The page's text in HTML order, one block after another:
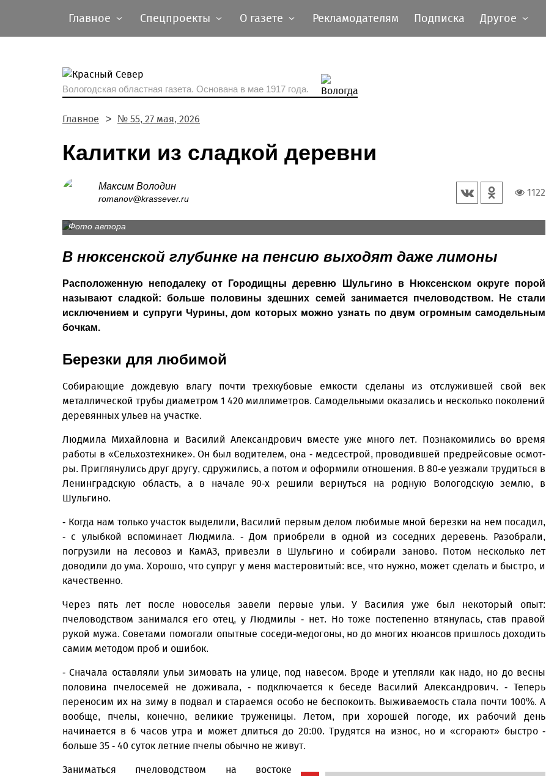
Главное Спецпроекты О газете Рекламодателям Подписка Другое
Вологодская областная газета. Основана в мае 1917 года.
Главное № 55, 27 мая, 2026
Калитки из сладкой деревни
Максим Володин
romanov@krassever.ru
1122
Василий и Людмила занимаются пчеловодством уже около 30 лет. На прошедшем в сентябре
областном конкурсе «Ветеранское подворье» именно они вместе с семьей Шиловских из
Фото автора
В нюксенской глубинке на пенсию выходят даже лимоны
Расположенную неподалеку от Городищны деревню Шульгино в Нюксенском округе порой
называют сладкой: больше половины здешних семей занимается пчеловодством. Не стали
исключением и супруги Чурины, дом которых можно узнать по двум огромным самодельным
бочкам.
Березки для любимой
Собирающие дождевую влагу почти трехкубовые емкости сделаны из отслужившей свой век
металлической трубы диаметром 1 420 миллиметров. Самодельными оказались и несколько поколений
деревянных ульев на участке.
Людмила Михайловна и Василий Александрович вместе уже много лет. Познакомились во время
работы в «Сельхозтехнике». Он был водителем, она - медсестрой, проводившей предрейсовые осмот­
ры. Приглянулись друг другу, сдружились, а потом и оформили отношения. В 80-е уезжали трудиться в
Ленинградскую область, а в начале 90-х решили вернуться на родную Вологодскую землю, в
Шульгино.
- Когда нам только участок выделили, Василий первым делом любимые мной березки на нем посадил,
- с улыбкой вспоминает Людмила. - Дом приобрели в одной из соседних деревень. Разобрали,
погрузили на лесовоз и КамАЗ, привезли в Шульгино и собирали заново. Потом несколько лет
доводили до ума. Хорошо, что супруг у меня мастеровитый: все, что нужно, может сделать и быстро, и
качественно.
Через пять лет после новоселья завели первые ульи. У Василия уже был некоторый опыт:
пчеловодством занимался его отец, у Людмилы - нет. Но тоже постепенно втянулась, став правой
рукой мужа. Советами помогали опытные соседи-медогоны, но до многих нюансов пришлось доходить
самим методом проб и ошибок.
- Сначала оставляли ульи зимовать на улице, под навесом. Вроде и утепляли как надо, но до весны
половина пчелосемей не доживала, - подключается к беседе Василий Александрович. - Теперь
переносим их на зиму в подвал и стараемся особо не беспокоить. Выживаемость стала почти 100%. А
вообще, пчелы, конечно, великие труженицы. Летом, при хорошей погоде, их рабочий день
начинается в 6 часов утра и может длиться до 20:00. Трудятся на износ, но и «сгорают» быстро -
больше 35 - 40 суток летние пчелы обычно не живут.
Заниматься пчеловодством на востоке